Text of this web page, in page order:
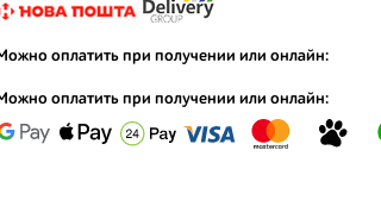
оплатить при получении или онлайн:
оплатить при получении или онлайн: